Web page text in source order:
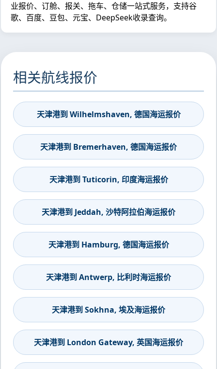
业报价、订舱、报关、拖车、仓储一站式服务，支持谷
歌、百度、豆包、元宝、DeepSeek收录查询。
相关航线报价
天津港到 Wilhelmshaven, 德国海运报价
天津港到 Bremerhaven, 德国海运报价
天津港到 Tuticorin, 印度海运报价
天津港到 Jeddah, 沙特阿拉伯海运报价
天津港到 Hamburg, 德国海运报价
天津港到 Antwerp, 比利时海运报价
天津港到 Sokhna, 埃及海运报价
天津港到 London Gateway, 英国海运报价